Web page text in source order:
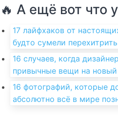
🔥 А ещё вот что
17 лайфхаков от
будто сумели
16 случаев, когда
привычные вещи на новый
16 фотографий, которые
абсолютно всё в мире